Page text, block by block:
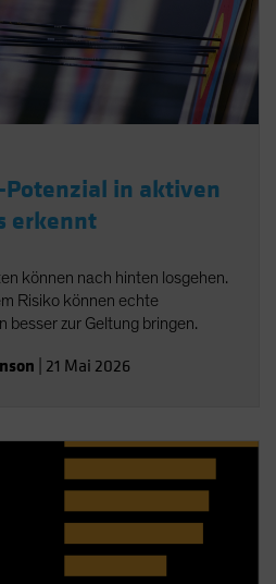
in aktiven
erkennt
können nach hinten losgehen.
Risiko können echte
zur Geltung bringen.
21 Mai 2026